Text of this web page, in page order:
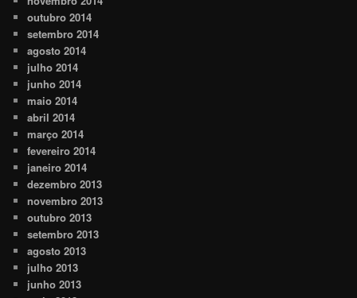
outubro 2014
setembro 2014
agosto 2014
julho 2014
junho 2014
maio 2014
abril 2014
março 2014
fevereiro 2014
janeiro 2014
dezembro 2013
novembro 2013
outubro 2013
setembro 2013
agosto 2013
julho 2013
junho 2013